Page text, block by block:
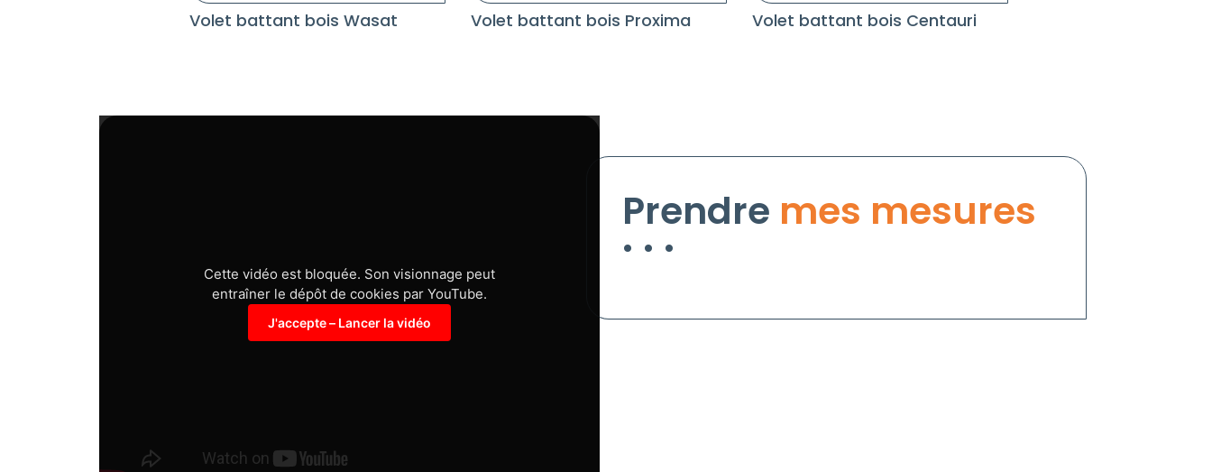
Volet battant bois Wasat Volet battant bois Proxima Volet battant bois Centauri
Cette vidéo est bloquée. Son visionnage peut
entraîner le dépôt de cookies par YouTube.
J'accepte – Lancer la vidéo
Prendre mes mesures